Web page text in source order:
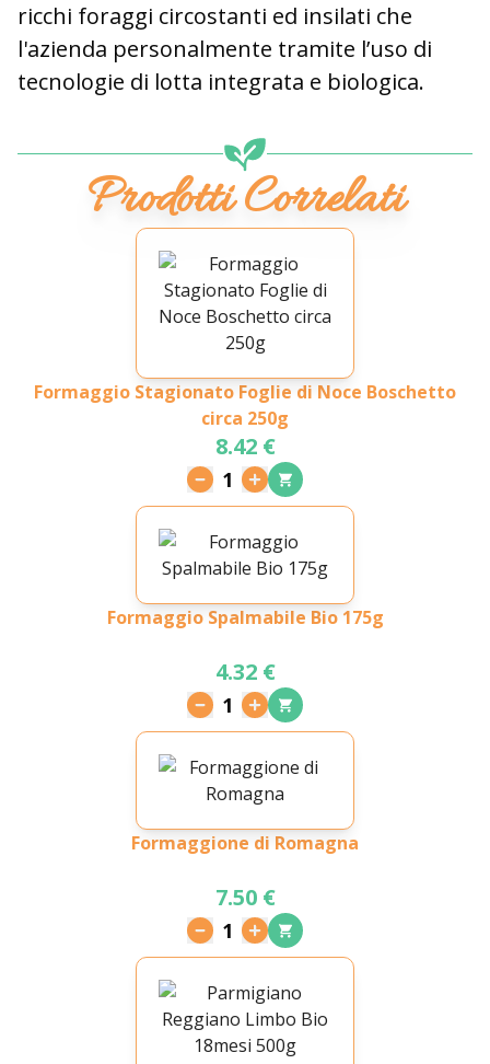
ricchi foraggi circostanti ed insilati che
l'azienda personalmente tramite l’uso di
tecnologie di lotta integrata e biologica.
Prodotti Correlati
Formaggio Stagionato Foglie di Noce Boschetto
circa 250g
8.42 €
1
Formaggio Spalmabile Bio 175g
4.32 €
1
Formaggione di Romagna
7.50 €
1